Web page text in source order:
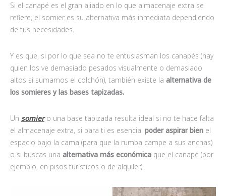
Si el canapé es el gran aliado en lo que almacenaje extra se
refiere, el somier es su alternativa más inmediata dependiendo
de tus necesidades.
Y es que, si por lo que sea no te entusiasman los canapés (hay
quien los ve demasiado pesados visualmente o demasiado
altos si sumamos el colchón), también existe la alternativa de
los somieres y las bases tapizadas.
Un somiero una base tapizada resulta ideal si no te hace falta
el almacenaje extra, si para ti es esencial poder aspirar bien el
espacio bajo la cama (para que la rumba campe a sus anchas)
o si buscas una alternativa más económica que el canapé (por
ejemplo, en pisos turísticos o de alquiler).